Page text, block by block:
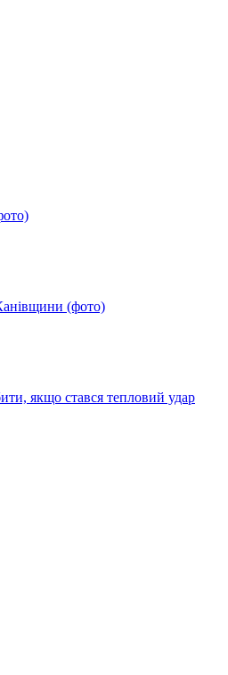
(фото)
якщо стався тепловий удар